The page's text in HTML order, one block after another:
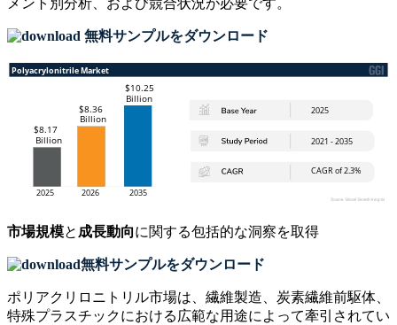
メント別分析、および競合状況が必要です。
無料サンプルをダウンロード
市場規模と 成長動向に関する包括的な洞察を取得
無料サンプルをダウンロード
ポリアクリロニトリル市場は、繊維製造、炭素繊維前駆体、
特殊プラスチックにおける広範な用途によって牽引されてい